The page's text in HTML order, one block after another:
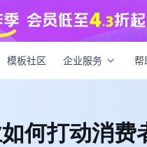
模板社区 企业服务 帮
如何打动消费者？品牌人格
何打动消费